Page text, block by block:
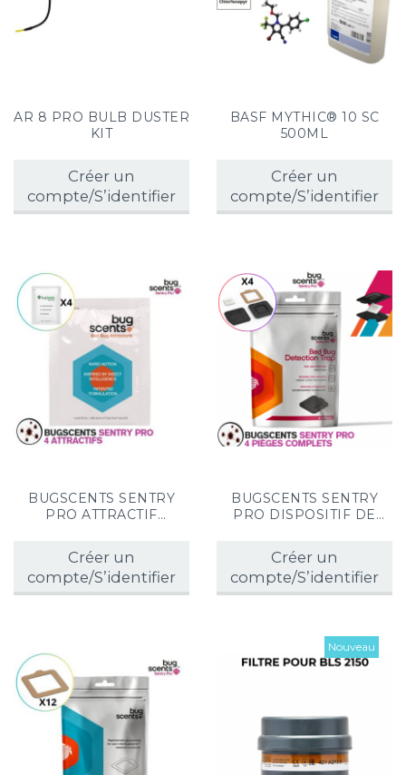
AR 8 PRO BULB DUSTER
KIT
Créer un
compte/S’identifier
BASF MYTHIC® 10 SC
500ML
Créer un
compte/S’identifier
BUGSCENTS SENTRY
PRO ATTRACTIF
(x4)
Créer un
compte/S’identifier
BUGSCENTS SENTRY
PRO DISPOSITIF DE
PUNAISES DE LIT (x4)
Créer un
compte/S’identifier
Nouveau